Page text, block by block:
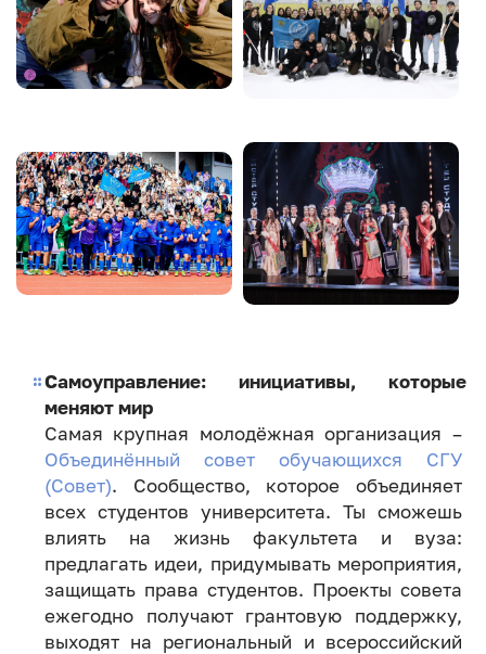
Image Image
Самоуправление: инициативы, которые
меняют мир
Самая крупная молодёжная организация –
Объединённый совет обучающихся СГУ
(Совет). Сообщество, которое объединяет
всех студентов университета. Ты сможешь
влиять на жизнь факультета и вуза:
предлагать идеи, придумывать мероприятия,
защищать права студентов. Проекты совета
ежегодно получают грантовую поддержку,
выходят на региональный и всероссийский